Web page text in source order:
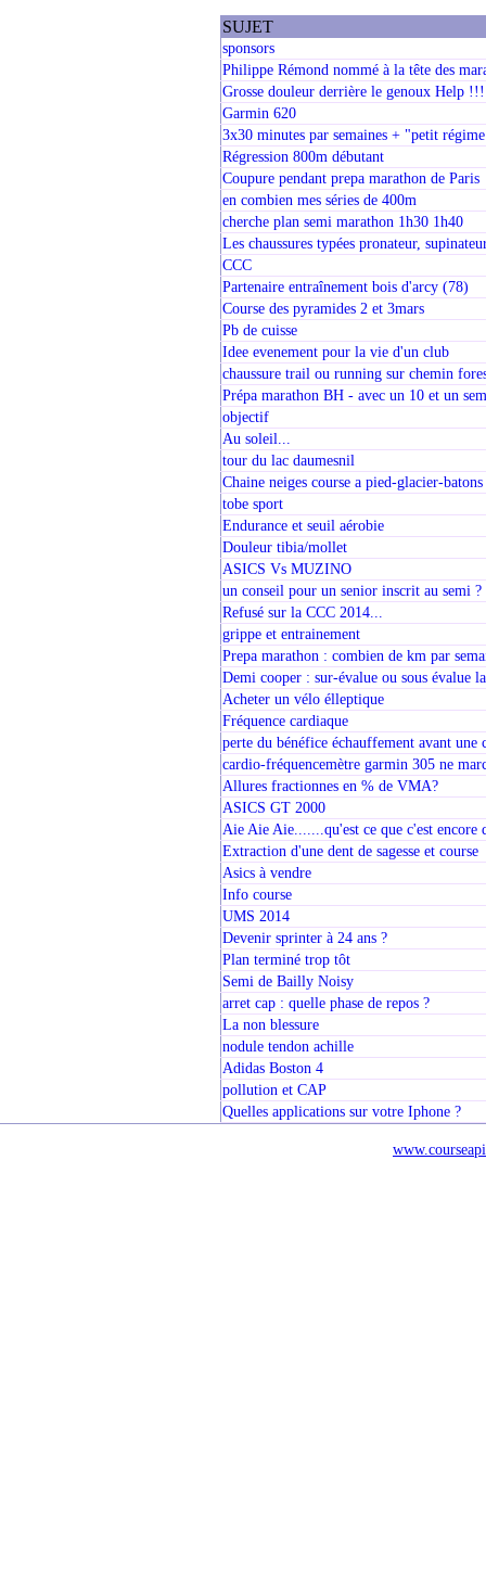
SUJET
sponsors
Philippe Rémond nommé à la tête des
Grosse douleur derrière le genoux Help !!!
Garmin 620
3x30 minutes par semaines + "petit
Régression 800m débutant
Coupure pendant prepa marathon de Paris
en combien mes séries de 400m
cherche plan semi marathon 1h30 1h40
Les chaussures typées pronateur,
CCC
Partenaire entraînement bois d'arcy (78)
Course des pyramides 2 et 3mars
Pb de cuisse
Idee evenement pour la vie d'un club
chaussure trail ou running sur chemin
Prépa marathon BH - avec un 10 et un
objectif
Au soleil...
tour du lac daumesnil
Chaine neiges course a pied-glacier-batons
tobe sport
Endurance et seuil aérobie
Douleur tibia/mollet
ASICS Vs MUZINO
un conseil pour un senior inscrit au semi ?
Refusé sur la CCC 2014...
grippe et entrainement
Prepa marathon : combien de km par
Demi cooper : sur-évalue ou sous évalue
Acheter un vélo élleptique
Fréquence cardiaque
perte du bénéfice échauffement avant une
cardio-fréquencemètre garmin 305 ne
Allures fractionnes en % de VMA?
ASICS GT 2000
Aie Aie Aie.......qu'est ce que c'est encore
Extraction d'une dent de sagesse et course
Asics à vendre
Info course
UMS 2014
Devenir sprinter à 24 ans ?
Plan terminé trop tôt
Semi de Bailly Noisy
arret cap : quelle phase de repos ?
La non blessure
nodule tendon achille
Adidas Boston 4
pollution et CAP
Quelles applications sur votre Iphone ?